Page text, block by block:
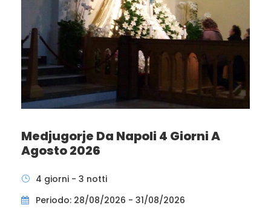
Medjugorje Da Napoli 4 Giorni A
Agosto 2026
4 giorni - 3 notti
Periodo: 28/08/2026 - 31/08/2026